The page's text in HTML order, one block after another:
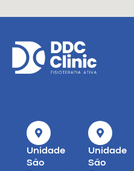
Unidade
São
Unidade
São